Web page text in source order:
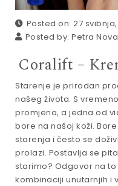
Posted on: 27
Posted by: Petra
Coralift –
Starenje je prirodan
našeg života. S
promjena, a jedna od
bore na našoj koži.
starenja i često se
prolazi. Postavlja se
starimo? Odgovor na
kombinaciji unutarnjih i